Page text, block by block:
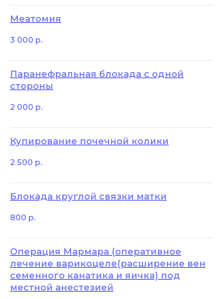
Меатомия
3 000 р.
Паранефральная блокада с одной
стороны
2 000 р.
Купирование почечной колики
2 500 р.
Блокада круглой связки матки
800 р.
Операция Мармара (оперативное
лечение варикоцеле(расширение вен
семенного канатика и яичка) под
местной анестезией